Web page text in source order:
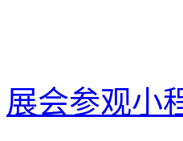
展会参观小